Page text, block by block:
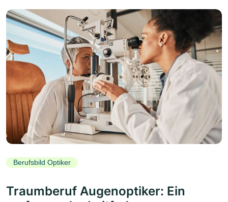
Berufsbild Optiker
Traumberuf Augenoptiker: Ein